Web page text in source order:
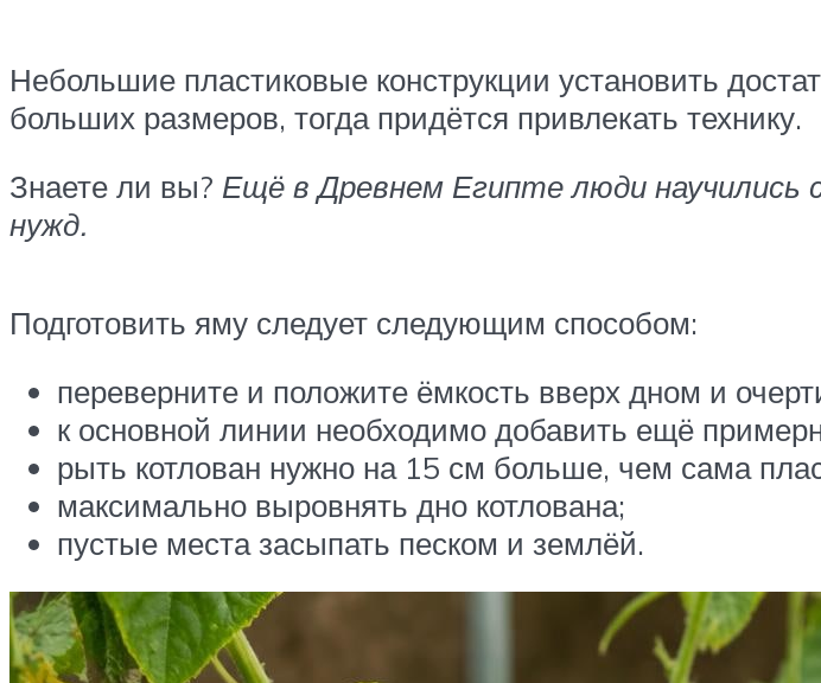
Небольшие пластиковые конструкции установить
больших размеров, тогда придётся привлекать технику.
Знаете ли вы? Ещё в Древнем Египте люди научились
нужд.
Подготовить яму следует следующим способом:
переверните и положите ёмкость вверх дном и
к основной линии необходимо добавить ещё
рыть котлован нужно на 15 см больше, чем сама
максимально выровнять дно котлована;
пустые места засыпать песком и землёй.